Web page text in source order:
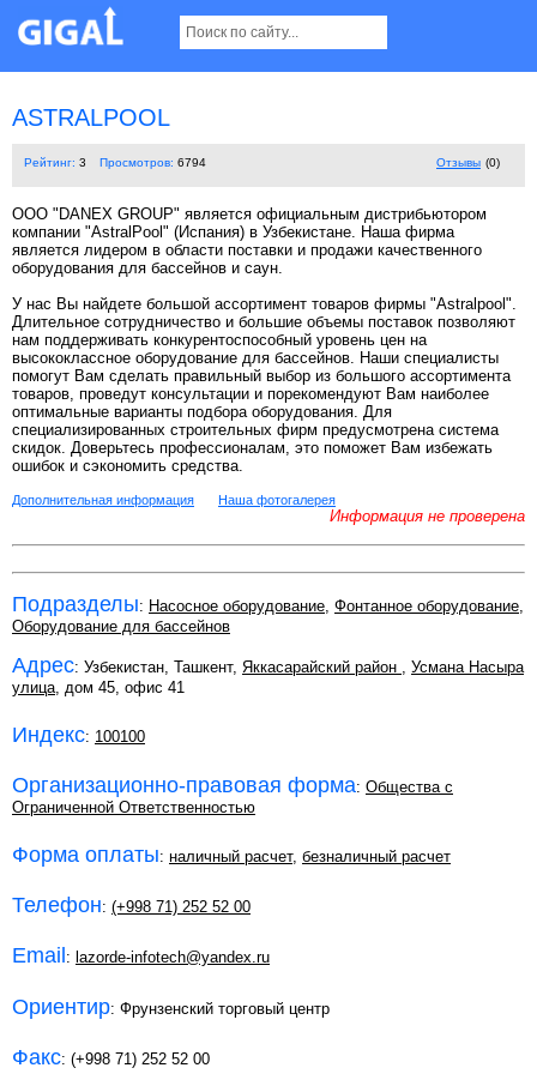
ASTRALPOOL
Рейтинг: 3 Просмотров: 6794 Отзывы (0)
ООО "DANEX GROUP" является официальным дистрибьютором
компании "AstralPool" (Испания) в Узбекистане. Наша фирма
является лидером в области поставки и продажи качественного
оборудования для бассейнов и саун.
У нас Вы найдете большой ассортимент товаров фирмы "Astralpool".
Длительное сотрудничество и большие объемы поставок позволяют
нам поддерживать конкурентоспособный уровень цен на
высококлассное оборудование для бассейнов. Наши специалисты
помогут Вам сделать правильный выбор из большого ассортимента
товаров, проведут консультации и порекомендуют Вам наиболее
оптимальные варианты подбора оборудования. Для
специализированных строительных фирм предусмотрена система
скидок. Доверьтесь профессионалам, это поможет Вам избежать
ошибок и сэкономить средства.
Дополнительная информация Наша фотогалерея
Информация не проверена
Подразделы: Насосное оборудование, Фонтанное оборудование,
Оборудование для бассейнов
Адрес: Узбекистан, Ташкент, Яккасарайский район , Усмана Насыра
улица, дом 45, офис 41
Индекс: 100100
Организационно-правовая форма: Общества с
Ограниченной Ответственностью
Форма оплаты: наличный расчет, безналичный расчет
Телефон: (+998 71) 252 52 00
Email : lazorde-infotech@yandex.ru
Ориентир: Фрунзенский торговый центр
Факс: (+998 71) 252 52 00